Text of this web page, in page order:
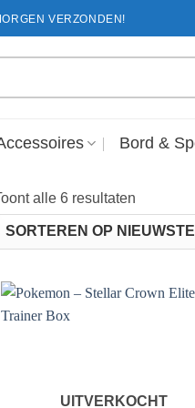
VERZONDEN!
Bord &
alle 6 resultaten
op
UITVERKOCHT